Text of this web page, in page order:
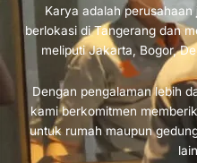
Karya adalah perusahaan
berlokasi di Tangerang dan
meliputi Jakarta, Bogor,
Dengan pengalaman lebih
kami berkomitmen
untuk rumah maupun